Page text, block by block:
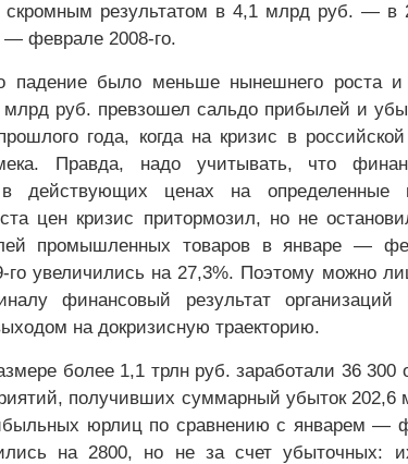
скромным результатом в 4,1 млрд руб. — в
— феврале 2008-го.
падение было меньше нынешнего роста и
млрд руб. превзошел сальдо прибылей и
года, когда на кризис в
Правда, надо учитывать, что
в действующих ценах на определенные
цен кризис притормозил, но не
промышленных товаров в январе —
го увеличились на 27,3%. Поэтому можно
финансовый результат организаций
на докризисную траекторию.
более 1,1 трлн руб. заработали 36 300
получивших суммарный убыток 202,6
юрлиц по сравнению с январем —
на 2800, но не за счет убыточных: